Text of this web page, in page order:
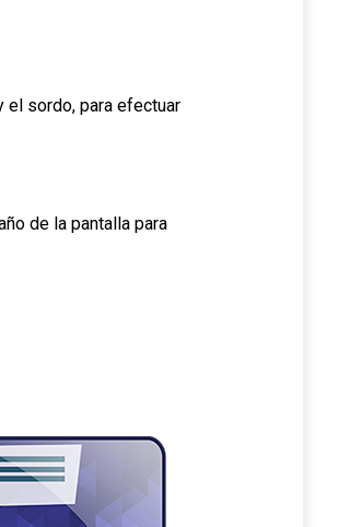
el sordo, para efectuar
de la pantalla para